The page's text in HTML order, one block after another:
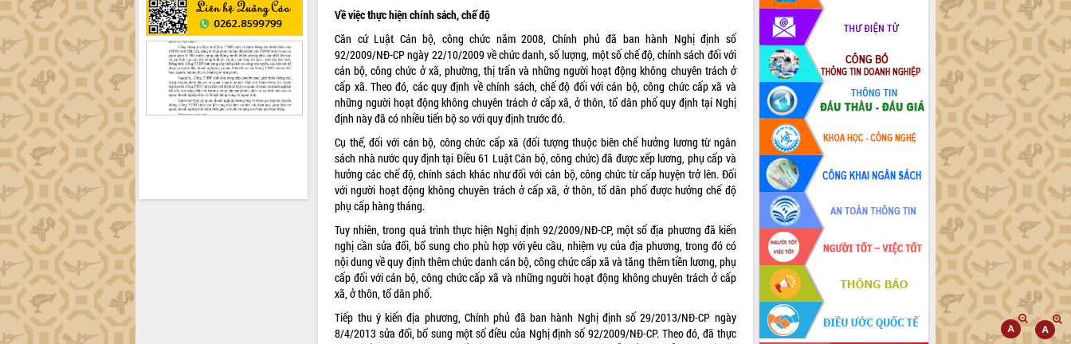
Về việc thực hiện chính sách, chế độ
Căn cứ Luật Cán bộ, công chức năm 2008, Chính phủ đã ban hành Nghị định số
92/2009/NĐ-CP ngày 22/10/2009 về chức danh, số lượng, một số chế độ, chính sách đối với
cán bộ, công chức ở xã, phường, thị trấn và những người hoạt động không chuyên trách ở
cấp xã. Theo đó, các quy định về chính sách, chế độ đối với cán bộ, công chức cấp xã và
những người hoạt động không chuyên trách ở cấp xã, ở thôn, tổ dân phố quy định tại Nghị
định này đã có nhiều tiến bộ so với quy định trước đó.
Cụ thể, đối với cán bộ, công chức cấp xã (đối tượng thuộc biên chế hưởng lương từ ngân
sách nhà nước quy định tại Điều 61 Luật Cán bộ, công chức) đã được xếp lương, phụ cấp và
hưởng các chế độ, chính sách khác như đối với cán bộ, công chức từ cấp huyện trở lên. Đối
với người hoạt động không chuyên trách ở cấp xã, ở thôn, tổ dân phố được hưởng chế độ
phụ cấp hàng tháng.
Tuy nhiên, trong quá trình thực hiện Nghị định 92/2009/NĐ-CP, một số địa phương đã kiến
nghị cần sửa đổi, bổ sung cho phù hợp với yêu cầu, nhiệm vụ của địa phương, trong đó có
nội dung về quy định thêm chức danh cán bộ, công chức cấp xã và tăng thêm tiền lương, phụ
cấp đối với cán bộ, công chức cấp xã và những người hoạt động không chuyên trách ở cấp
xã, ở thôn, tổ dân phố.
Tiếp thu ý kiến địa phương, Chính phủ đã ban hành Nghị định số 29/2013/NĐ-CP ngày
8/4/2013 sửa đổi, bổ sung một số điều của Nghị định số 92/2009/NĐ-CP. Theo đó, đã thực